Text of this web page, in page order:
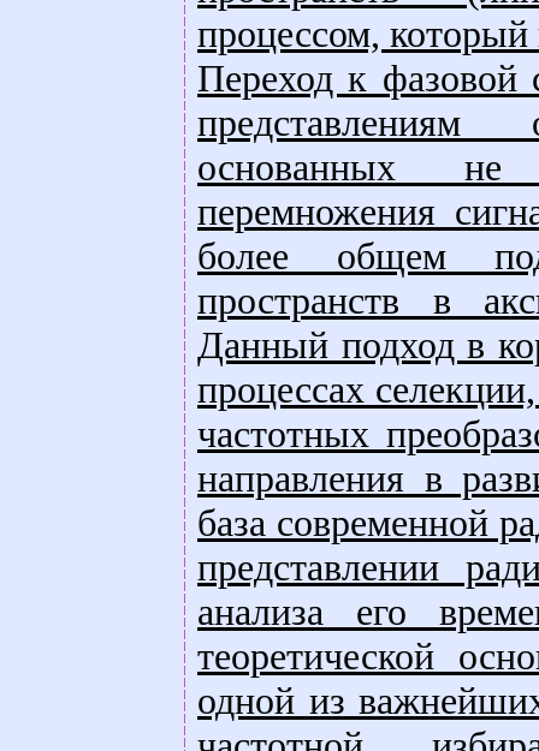
процессом, который
Переход к фазовой
представлениям
основанных не
перемножения
более общем
пространств в
Данный подход в
процессах
частотных
направления в
база современной
представлении
анализа его
теоретической
одной из